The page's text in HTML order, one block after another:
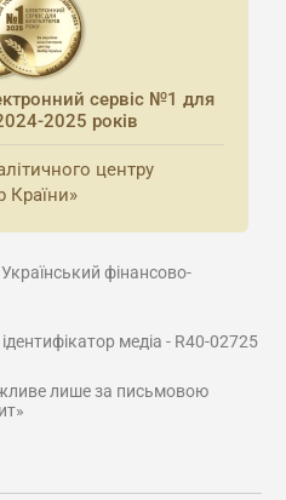
сервіс №1 для
2025 років
центру
Країни»
фінансово-
медіа - R40-02725
лише за письмовою